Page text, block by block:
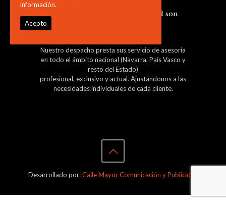
"Los pilares de nuestra actividad son
Nuestro despacho presta sus servicio de asesoria
en todo el ámbito nacional (Navarra, País Vasco y
resto del Estado)
profesional, exclusivo y actual. Ajustándonos a las
necesidades individuales de cada cliente.
Desarrollado por:Calle Mayor Comunicación y Publicidad
información.
Acepto